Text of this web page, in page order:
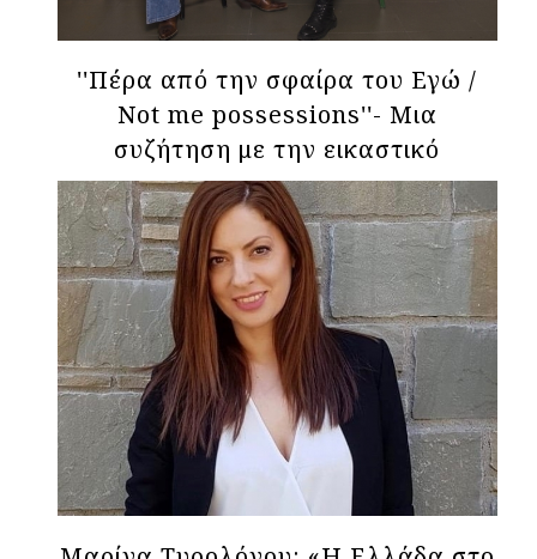
''Πέρα από την σφαίρα του Εγώ /
Not me possessions''- Μια
συζήτηση με την εικαστικό
Μαριάννα Κατσουλίδη.